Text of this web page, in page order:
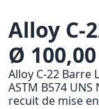
Alloy C-
Ø
Alloy C-22 Barre
ASTM B574 UNS
recuit de mise